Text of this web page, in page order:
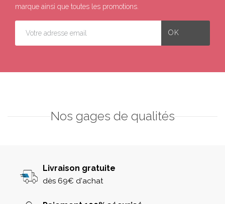
marque ainsi que toutes les promotions.
Nos gages de qualités
Livraison gratuite
dès 69€ d'achat